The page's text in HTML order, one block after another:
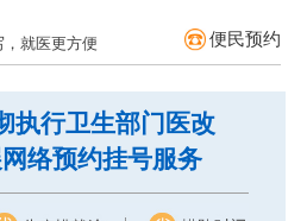
，就医更方便 便民预约
执行卫生部门医改
络预约挂号服务